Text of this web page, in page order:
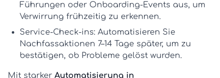
Führungen oder Onboarding-Events aus, um
Verwirrung frühzeitig zu erkennen.
Service-Check-ins: Automatisieren Sie
Nachfassaktionen 7–14 Tage später, um zu
bestätigen, ob Probleme gelöst wurden.
Mit starker Automatisierung in